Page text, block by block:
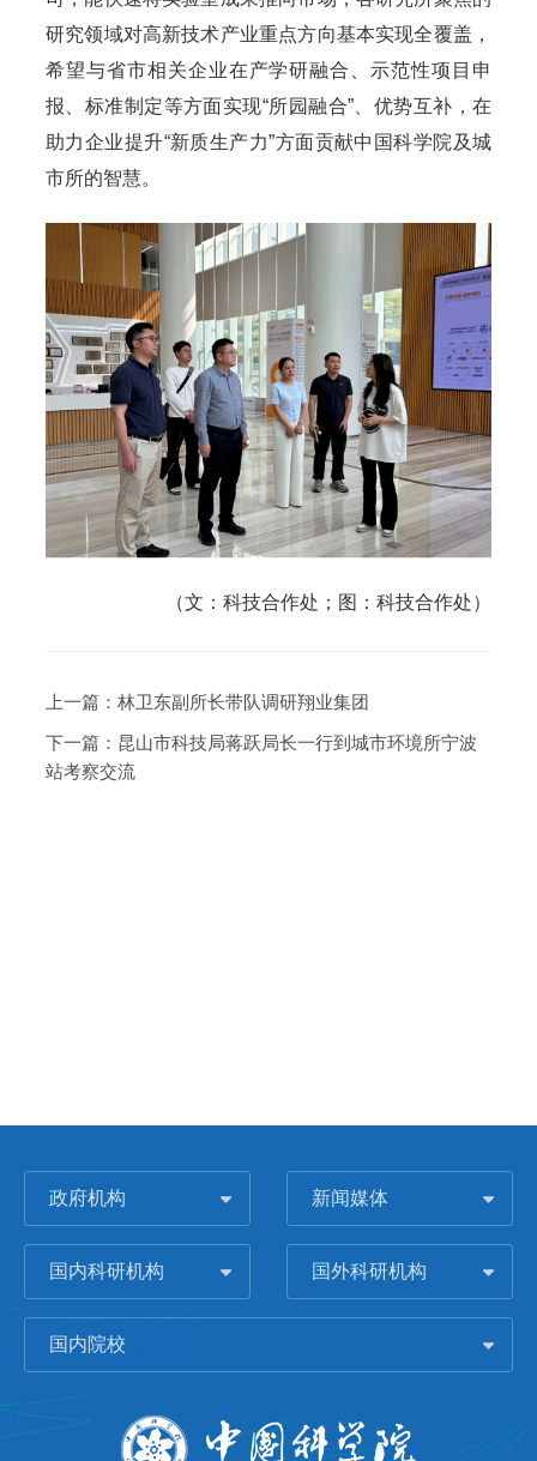
研究领域对高新技术产业重点方向基本实现全覆盖，
希望与省市相关企业在产学研融合、示范性项目申
报、标准制定等方面实现“所园融合”、优势互补，在
助力企业提升“新质生产力”方面贡献中国科学院及城
市所的智慧。
（文：科技合作处；图：科技合作处）
上一篇： 林卫东副所长带队调研翔业集团
下一篇： 昆山市科技局蒋跃局长一行到城市环境所宁波
站考察交流
政府机构 新闻媒体
国内科研机构 国外科研机构
国内院校